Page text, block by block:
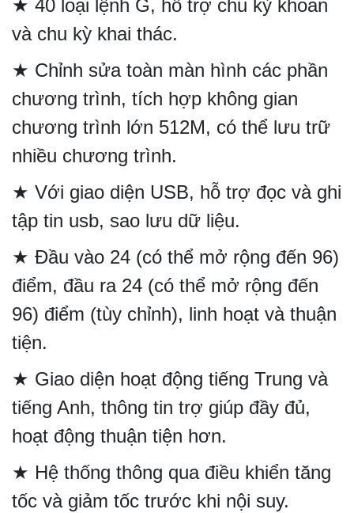
★ 40 loại lệnh G, hỗ trợ chu kỳ khoan
và chu kỳ khai thác.
★ Chỉnh sửa toàn màn hình các phần
chương trình, tích hợp không gian
chương trình lớn 512M, có thể lưu trữ
nhiều chương trình.
★ Với giao diện USB, hỗ trợ đọc và ghi
tập tin usb, sao lưu dữ liệu.
★ Đầu vào 24 (có thể mở rộng đến 96)
điểm, đầu ra 24 (có thể mở rộng đến
96) điểm (tùy chỉnh), linh hoạt và thuận
tiện.
★ Giao diện hoạt động tiếng Trung và
tiếng Anh, thông tin trợ giúp đầy đủ,
hoạt động thuận tiện hơn.
★ Hệ thống thông qua điều khiển tăng
tốc và giảm tốc trước khi nội suy.